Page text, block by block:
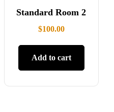
Standard Room 2
$100.00
Add to cart